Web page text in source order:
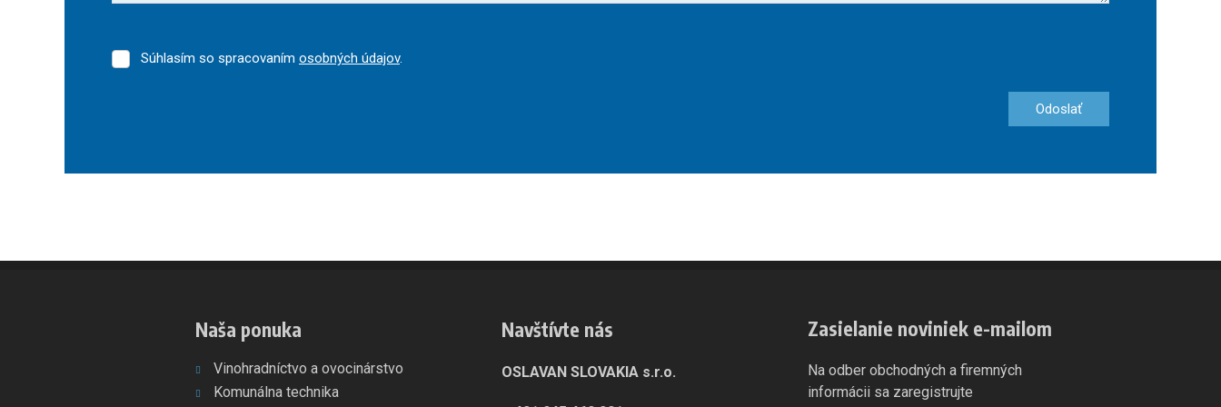
SúhlasímSúhlasím so spracovaním osobných údajov.
Odoslať
Naša ponuka
Vinohradníctvo a ovocinárstvo
Komunálna technika
Navštívte nás
OSLAVAN SLOVAKIA s.r.o.
Zasielanie noviniek e-mailom
Na odber obchodných a firemných
informácii sa zaregistrujte